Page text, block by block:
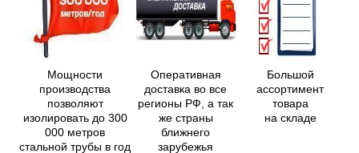
Мощности
производства
позволяют
изолировать до 300
000 метров
стальной трубы в год
Оперативная
доставка во все
регионы РФ, а так
же страны
ближнего
зарубежья
Большой
ассортимент
товара
на складе